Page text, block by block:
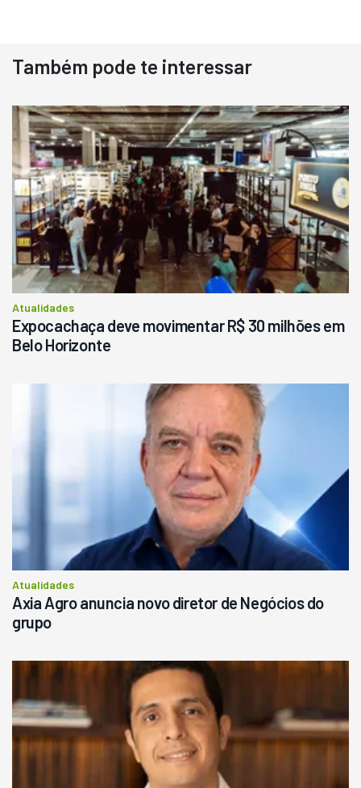
Destaque
Usado
Pá Carregadeira Cat 966
Ano 1987
Londrina
R$ 145.000
Consultar
Também pode te interessar
Atualidades
Expocachaça deve movimentar R$ 30 milhões em
Belo Horizonte
Atualidades
Axia Agro anuncia novo diretor de Negócios do
grupo